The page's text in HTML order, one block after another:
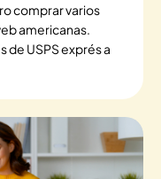
comprar varios
americanas.
de USPS exprés a